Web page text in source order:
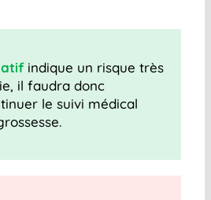
indique un risque très
il faudra donc
le suivi médical